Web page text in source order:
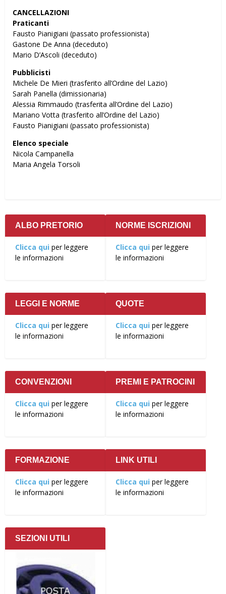
CANCELLAZIONI
Praticanti
Fausto Pianigiani (passato professionista)
Gastone De Anna (deceduto)
Mario D’Ascoli (deceduto)
Pubblicisti
Michele De Mieri (trasferito all’Ordine del Lazio)
Sarah Panella (dimissionaria)
Alessia Rimmaudo (trasferita all’Ordine del Lazio)
Mariano Votta (trasferito all’Ordine del Lazio)
Fausto Pianigiani (passato professionista)
Elenco speciale
Nicola Campanella
Maria Angela Torsoli
ALBO PRETORIO
Clicca qui per leggere
le informazioni
NORME ISCRIZIONI
Clicca qui per leggere
le informazioni
LEGGI E NORME
Clicca qui per leggere
le informazioni
QUOTE
Clicca qui per leggere
le informazioni
CONVENZIONI
Clicca qui per leggere
le informazioni
PREMI E PATROCINI
Clicca qui per leggere
le informazioni
FORMAZIONE
Clicca qui per leggere
le informazioni
LINK UTILI
Clicca qui per leggere
le informazioni
SEZIONI UTILI